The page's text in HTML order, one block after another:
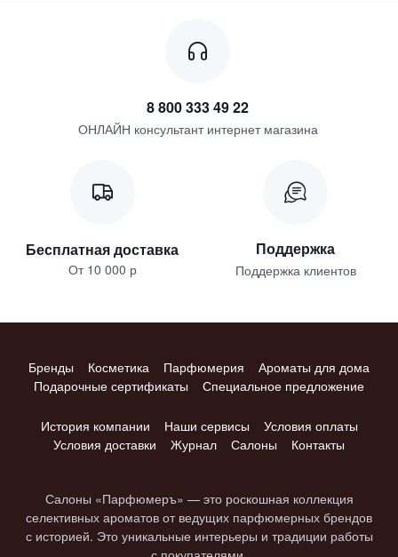
8 800 333 49 22
ОНЛАЙН консультант интернет магазина
Бесплатная доставка
От 10 000 р
Поддержка
Поддержка клиентов
Бренды Косметика Парфюмерия
Ароматы для дома
Подарочные сертификаты
Специальное предложение
История компании Наши сервисы
Условия оплаты
Условия доставки
Журнал Салоны Контакты
Салоны «Парфюмеръ» — это роскошная коллекция
селективных ароматов от ведущих парфюмерных брендов
с историей. Это уникальные интерьеры и традиции работы